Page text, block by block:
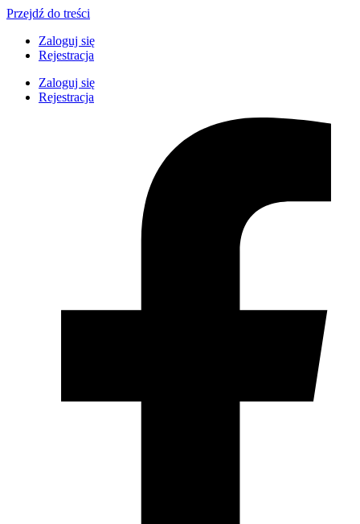
Przejdź do treści
Zaloguj się
Rejestracja
Zaloguj się
Rejestracja